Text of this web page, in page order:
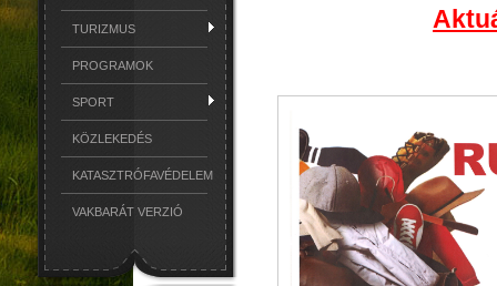
TURIZMUS
PROGRAMOK
SPORT
KÖZLEKEDÉS
KATASZTRÓFAVÉDELEM
VAKBARÁT VERZIÓ